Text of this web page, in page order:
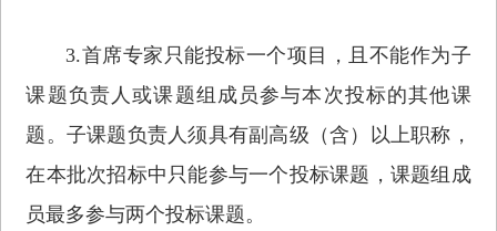
3.首席专家只能投标一个项目，且不能作为子
课题负责人或课题组成员参与本次投标的其他课
题。子课题负责人须具有副高级（含）以上职称，
在本批次招标中只能参与一个投标课题，课题组成
员最多参与两个投标课题。